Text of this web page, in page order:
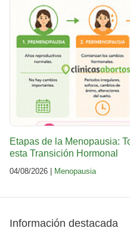
Etapas de la Menopausia:
esta Transición Hormonal
04/08/2026 | Menopausia
Información destacada